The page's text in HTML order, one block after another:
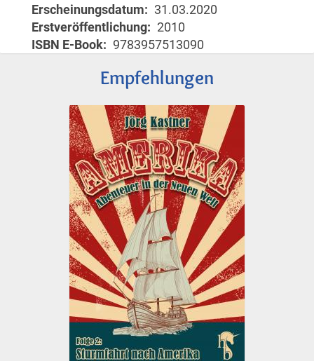
Erscheinungsdatum
31.03.2020
Erstveröffentlichung
2010
ISBN E-Book
9783957513090
Empfehlungen